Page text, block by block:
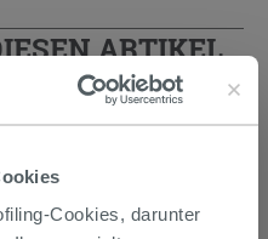
Cookies, darunter
ARTIKEL
KAUFTEN